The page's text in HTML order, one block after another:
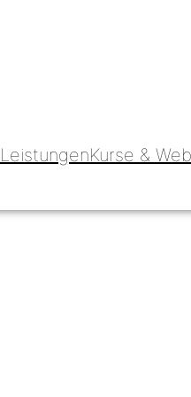
LeistungenKurse &